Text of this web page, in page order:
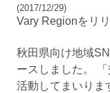
(2017/12/29)
Vary Regionをリ
秋田県向け地域
ースしました。
活動してまいりま